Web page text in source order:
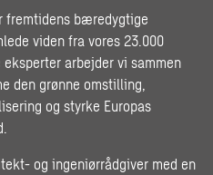
fremtidens bæredygtige
viden fra vores 23.000
arbejder vi sammen
den grønne omstilling,
og styrke Europas
og ingeniørrådgiver med en